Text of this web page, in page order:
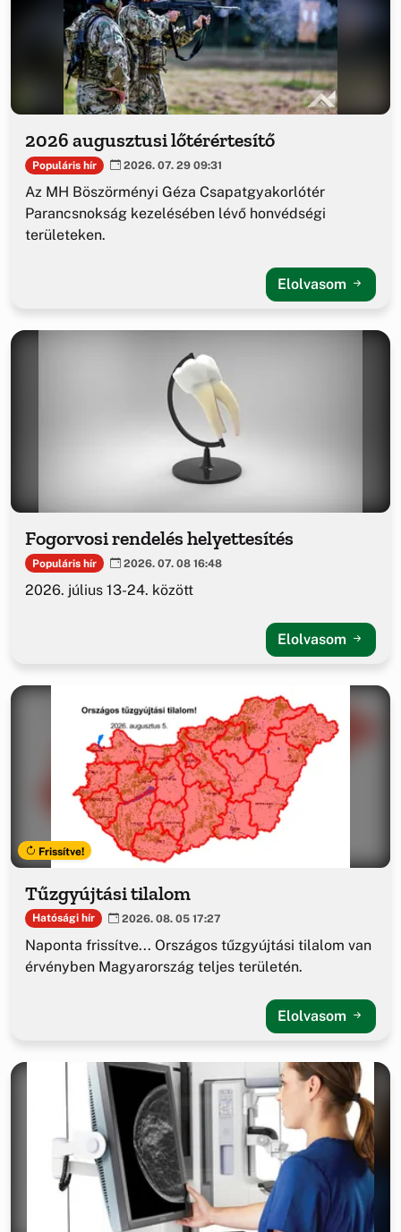
2026 augusztusi lőtérértesítő
Populáris hír 2026. 07. 29 09:31
Az MH Böszörményi Géza Csapatgyakorlótér
Parancsnokság kezelésében lévő honvédségi
területeken.
Elolvasom
Fogorvosi rendelés helyettesítés
Populáris hír 2026. 07. 08 16:48
2026. július 13-24. között
Elolvasom
Frissítve!
Tűzgyújtási tilalom
Hatósági hír 2026. 08. 05 17:27
Naponta frissítve... Országos tűzgyújtási tilalom van
érvényben Magyarország teljes területén.
Elolvasom